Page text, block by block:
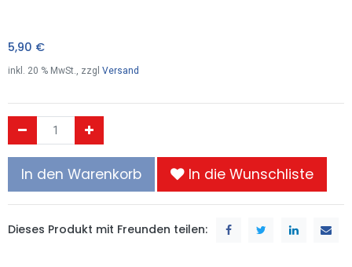
5,90 €
inkl. 20 % MwSt., zzgl Versand
In den Warenkorb In die Wunschliste
Dieses Produkt mit Freunden teilen: